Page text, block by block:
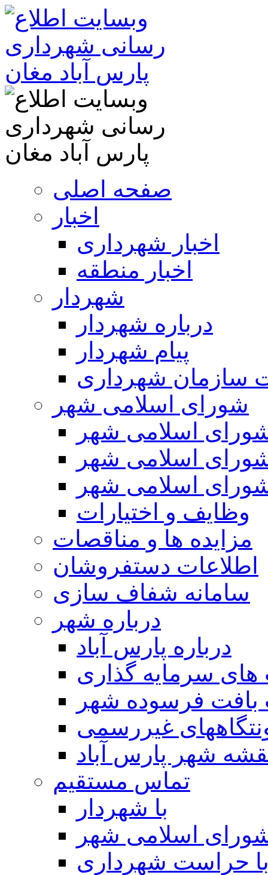
صفحه اصلی
اخبار
اخبار شهرداری
اخبار منطقه
شهردار
درباره شهردار
پیام شهردار
سازمان شهرداری
شورای اسلامی شهر
اسلامی شهر
اسلامی شهر
اسلامی شهر
وظایف و اختیارات
مزایده ها و مناقصات
اطلاعات دستفروشان
سامانه شفاف سازی
درباره شهر
درباره پارس آباد
سرمایه گذاری
بافت فرسوده شهر
غیررسمی
شهر پارس آباد
تماس مستقیم
با شهردار
اسلامی شهر
حراست شهرداری